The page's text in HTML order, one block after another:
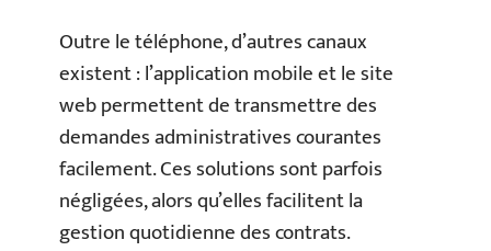
Outre le téléphone, d’autres canaux
existent : l’application mobile et le site
web permettent de transmettre des
demandes administratives courantes
facilement. Ces solutions sont parfois
négligées, alors qu’elles facilitent la
gestion quotidienne des contrats.